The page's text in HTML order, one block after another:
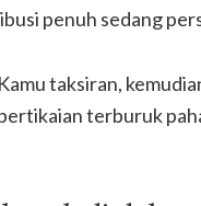
penuh sedang
taksiran,
terburuk